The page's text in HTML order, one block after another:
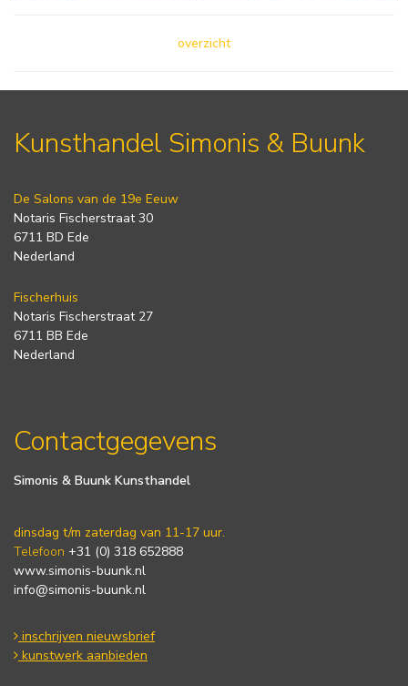
overzicht
Kunsthandel Simonis & Buunk
De Salons van de 19e Eeuw
Notaris Fischerstraat 30
6711 BD Ede
Nederland
Fischerhuis
Notaris Fischerstraat 27
6711 BB Ede
Nederland
Contactgegevens
Simonis & Buunk Kunsthandel
dinsdag t/m zaterdag van 11-17 uur.
Telefoon +31 (0) 318 652888
www.simonis-buunk.nl
info@simonis-buunk.nl
inschrijven nieuwsbrief
kunstwerk aanbieden